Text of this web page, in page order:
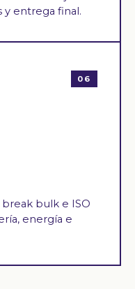
y entrega final.
06
bulk e ISO
energía e